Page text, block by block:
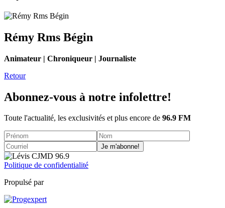
Rémy Rms Bégin
Animateur | Chroniqueur | Journaliste
Retour
Abonnez-vous à notre infolettre!
Toute l'actualité, les exclusivités et plus encore de 96.9 FM
Je m'abonne!
Politique de confidentialité
Propulsé par